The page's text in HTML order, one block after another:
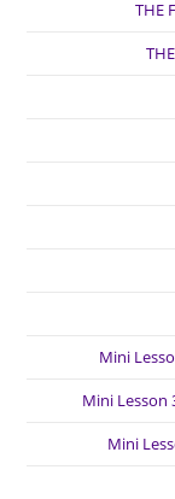
THE
Mini
Mini Lesson
Mini